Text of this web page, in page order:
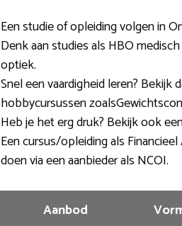
Een studie of opleiding volgen in
Denk aan studies als HBO
optiek.
Snel een vaardigheid leren?
hobbycursussen
Heb je het erg druk? Bekijk ook
Een cursus/opleiding als
doen via een aanbieder als NCOI.
Aanbod